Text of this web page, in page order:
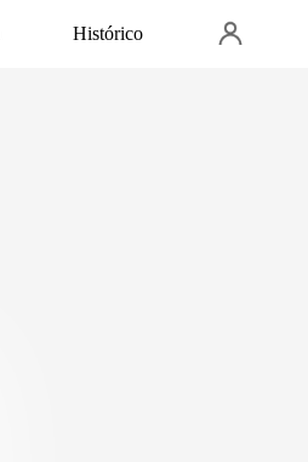
Histórico